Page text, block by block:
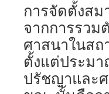
การจัดตั้งส
จากการรว
ศาสนาในส
ตั้งแต่ประม
ปรัชญาและศ